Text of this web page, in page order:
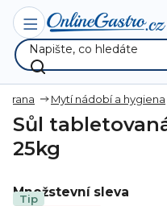
Přejít
obsah
strana Mytí nádobí a hygiena
Sůl
25kg
Tip
Množstevní sleva